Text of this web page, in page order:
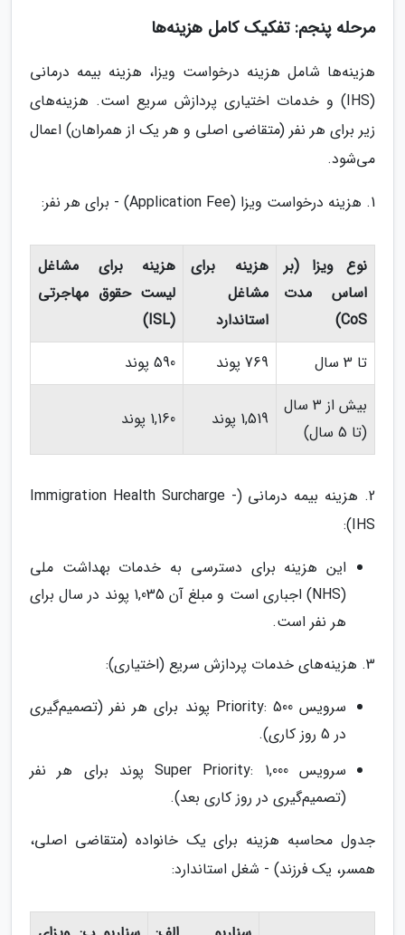
مرحله پنجم: تفکیک کامل هزینه‌ها
هزینه‌ها شامل هزینه درخواست ویزا، هزینه بیمه درمانی
(IHS) و خدمات اختیاری پردازش سریع است. هزینه‌های
زیر برای هر نفر (متقاضی اصلی و هر یک از همراهان) اعمال
می‌شود.
1. هزینه درخواست ویزا (Application Fee) - برای هر نفر:
نوع ویزا (بر
اساس مدت
CoS)
هزینه برای
مشاغل
استاندارد
هزینه برای مشاغل
لیست حقوق مهاجرتی
(ISL)
تا 3 سال
769 پوند
590 پوند
بیش از 3 سال
(تا 5 سال)
1,519 پوند 1,160 پوند
2. هزینه بیمه درمانی (Immigration Health Surcharge -
IHS):
این هزینه برای دسترسی به خدمات بهداشت ملی
(NHS) اجباری است و مبلغ آن 1,035 پوند در سال برای
هر نفر است.
3. هزینه‌های خدمات پردازش سریع (اختیاری):
سرویس Priority: 500 پوند برای هر نفر (تصمیم‌گیری
در 5 روز کاری).
سرویس Super Priority: 1,000 پوند برای هر نفر
(تصمیم‌گیری در روز کاری بعد).
جدول محاسبه هزینه برای یک خانواده (متقاضی اصلی،
همسر، یک فرزند) - شغل استاندارد: